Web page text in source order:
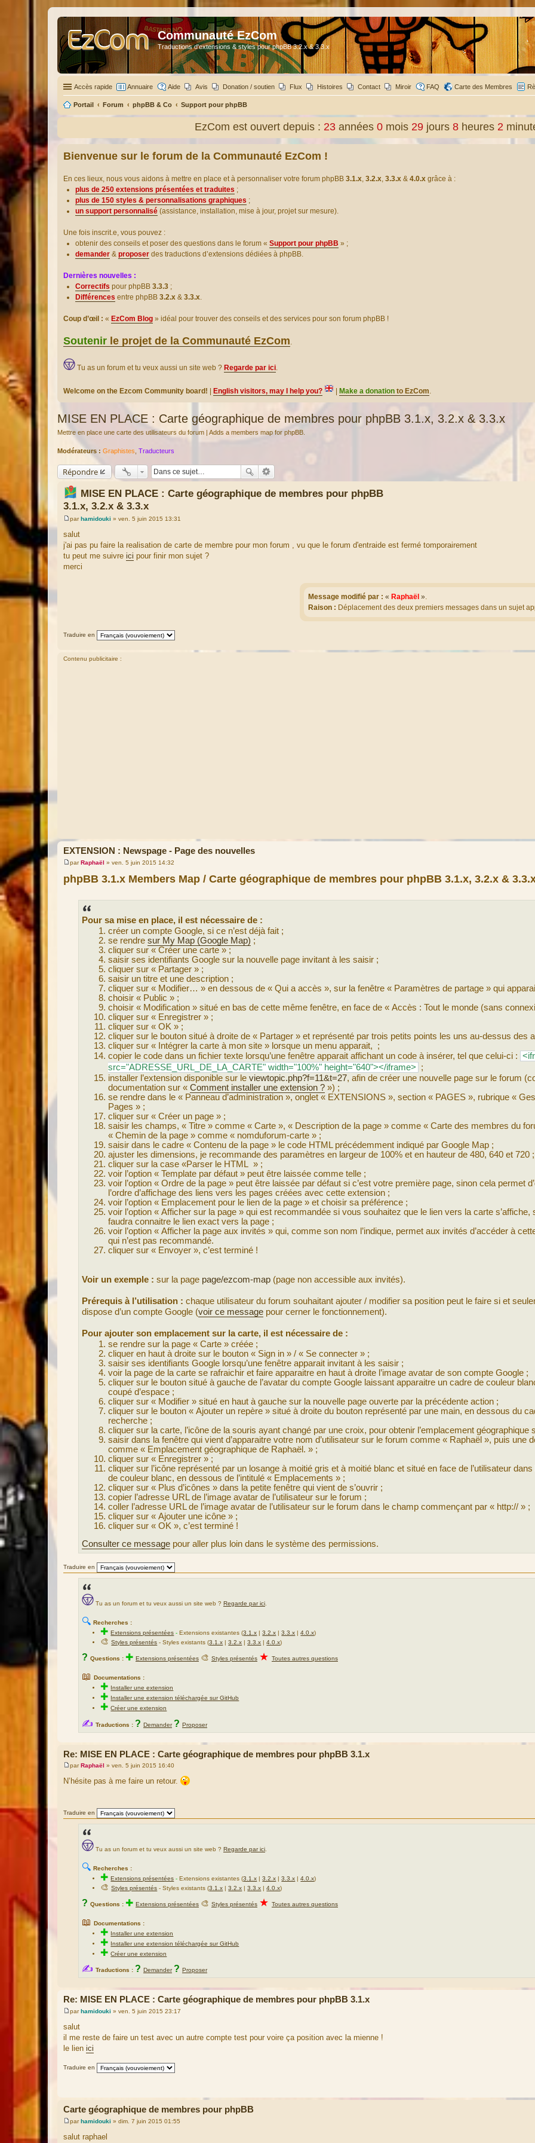
Communauté EzCom
Traductions d'extensions & styles pour phpBB 3.2.x & 3.3.x
Accès rapide Annuaire Aide Avis Donation / soutien Flux Histoires Contact Miroir FAQ Carte des Membres
Portail Forum phpBB & Co Support pour phpBB
EzCom est ouvert depuis : 23 années 0 mois 29 jours 8 heures 2
Bienvenue sur le forum de la Communauté EzCom !
En ces lieux, nous vous aidons à mettre en place et à personnaliser votre forum phpBB 3.1.x, 3.2.x, 3.3.x & 4.0.x grâce à :
plus de 250 extensions présentées et traduites ;
plus de 150 styles & personnalisations graphiques ;
un support personnalisé (assistance, installation, mise à jour, projet sur mesure).
Une fois inscrit.e, vous pouvez :
obtenir des conseils et poser des questions dans le forum « Support pour phpBB » ;
demander & proposer des traductions d’extensions dédiées à phpBB.
Dernières nouvelles :
Correctifs pour phpBB 3.3.3 ;
Différences entre phpBB 3.2.x & 3.3.x.
Coup d’œil : « EzCom Blog » idéal pour trouver des conseils et des services pour son forum phpBB !
Soutenir le projet de la Communauté EzCom.
Tu as un forum et tu veux aussi un site web ? Regarde par ici.
Welcome on the Ezcom Community board! English visitors, may I help you? Make a donation to EzCom.
MISE EN PLACE : Carte géographique de membres pour phpBB 3.1.x, 3.2.x & 3.3.x
Mettre en place une carte des utilisateurs du forum | Adds a members map for phpBB.
Modérateurs : Graphistes Traducteurs
Répondre
MISE EN PLACE : Carte géographique de membres pour phpBB
3.1.x, 3.2.x & 3.3.x
M
e
s
s
g
e
parhamidouki » ven. 5 juin 2015 13:31
salut
j'ai pas pu faire la realisation de carte de membre pour mon forum , vu que le forum d'entraide est fermé tomporairement
tu peut me suivre ici pour finir mon sujet ?
merci
Message modifié par :« Raphaël».
Raison : Déplacement des deux premiers messages dans un sujet
Traduire en
Contenu publicitaire :
EXTENSION : Newspage - Page des nouvelles
M
e
s
parRaphaël » ven. 5 juin 2015 14:32
phpBB 3.1.x Members Map / Carte géographique de membres pour phpBB 3.1.x, 3.2.x &
Pour sa mise en place, il est nécessaire de :
créer un compte Google, si ce n’est déjà fait ;
se rendresur My Map (Google Map) ;
cliquer sur « Créer une carte » ;
saisir ses identifiants Google sur la nouvelle page invitant à les saisir ;
cliquer sur « Partager » ;
saisir un titre et une description ;
cliquer sur « Modifier… » en dessous de « Qui a accès », sur la fenêtre « Paramètres de partage » qui
choisir « Public » ;
choisir « Modification » situé en bas de cette même fenêtre, en face de « Accès : Tout le monde (sans
cliquer sur « Enregistrer » ;
cliquer sur « OK » ;
cliquer sur le bouton situé à droite de « Partager » et représenté par trois petits points les uns au-dessus des
cliquer sur « Intégrer la carte à mon site » lorsque un menu apparait, ;
copier le code dans un fichier texte lorsqu’une fenêtre apparait affichant un code à insérer, tel que celui-ci :
src="ADRESSE_URL_DE_LA_CARTE" width="100%" height="640"></iframe>
;
installer l’extension disponible sur leviewtopic.php?f=11&t=27, afin de créer une nouvelle page sur le forum
documentation sur «Comment installer une extension ? ») ;
se rendre dans le « Panneau d’administration », onglet « EXTENSIONS », section « PAGES », rubrique «
Pages » ;
cliquer sur « Créer un page » ;
saisir les champs, « Titre » comme « Carte », « Description de la page » comme « Carte des membres du
« Chemin de la page » comme « nomduforum-carte » ;
saisir dans le cadre « Contenu de la page » le code HTML précédemment indiqué par Google Map ;
ajuster les dimensions, je recommande des paramètres en largeur de 100% et en hauteur de 480, 640 et 720 ;
cliquer sur la case «Parser le HTML » ;
voir l’option « Template par défaut » peut être laissée comme telle ;
voir l’option « Ordre de la page » peut être laissée par défaut si c’est votre première page, sinon cela permet
l’ordre d’affichage des liens vers les pages créées avec cette extension ;
voir l’option « Emplacement pour le lien de la page » et choisir sa préférence ;
voir l’option « Afficher sur la page » qui est recommandée si vous souhaitez que le lien vers la carte s’affiche,
faudra connaitre le lien exact vers la page ;
voir l’option « Afficher la page aux invités » qui, comme son nom l’indique, permet aux invités d’accéder à
qui n’est pas recommandé.
cliquer sur « Envoyer », c’est terminé !
Voir un exemple : sur la page page/ezcom-map (page non accessible aux invités).
Prérequis à l’utilisation : chaque utilisateur du forum souhaitant ajouter / modifier sa position peut le faire si et
dispose d’un compte Google (voir ce message pour cerner le fonctionnement).
Pour ajouter son emplacement sur la carte, il est nécessaire de :
se rendre sur la page « Carte » créée ;
cliquer en haut à droite sur le bouton « Sign in » / « Se connecter » ;
saisir ses identifiants Google lorsqu’une fenêtre apparait invitant à les saisir ;
voir la page de la carte se rafraichir et faire apparaitre en haut à droite l’image avatar de son compte Google ;
cliquer sur le bouton situé à gauche de l’avatar du compte Google laissant apparaitre un cadre de couleur
coupé d’espace ;
cliquer sur « Modifier » situé en haut à gauche sur la nouvelle page ouverte par la précédente action ;
cliquer sur le bouton « Ajouter un repère » situé à droite du bouton représenté par une main, en dessous du
recherche ;
cliquer sur la carte, l’icône de la souris ayant changé par une croix, pour obtenir l’emplacement géographique
saisir dans la fenêtre qui vient d’apparaitre votre nom d’utilisateur sur le forum comme « Raphaël », puis une
comme « Emplacement géographique de Raphaël. » ;
cliquer sur « Enregistrer » ;
cliquer sur l’icône représenté par un losange à moitié gris et à moitié blanc et situé en face de l’utilisateur
de couleur blanc, en dessous de l’intitulé « Emplacements » ;
cliquer sur « Plus d’icônes » dans la petite fenêtre qui vient de s’ouvrir ;
copier l’adresse URL de l’image avatar de l’utilisateur sur le forum ;
coller l’adresse URL de l’image avatar de l’utilisateur sur le forum dans le champ commençant par « http:// » ;
cliquer sur « Ajouter une icône » ;
cliquer sur « OK », c’est terminé !
Consulter ce message pour aller plus loin dans le système des permissions.
Traduire en
Tu as un forum et tu veux aussi un site web ? Regarde par ici
🔍 Recherches :
✚Extensions présentées -Extensions existantes (3.1.x |3.2.x |3.3.x |4.0.x)
🎨Styles présentés - Styles existants (3.1.x |3.2.x |3.3.x |4.0.x)
? Questions : ✚ Extensions présentées 🎨 Styles présentés ★ Toutes autres questions
📖 Documentations :
✚ Installer une extension
✚ Installer une extension téléchargée sur GitHub
✚Créer une extension
✍ Traductions : ? Demander ? Proposer
Re: MISE EN PLACE : Carte géographique de membres pour phpBB 3.1.x
M
e
s
e
parRaphaël » ven. 5 juin 2015 16:40
N’hésite pas à me faire un retour.
Traduire en
Tu as un forum et tu veux aussi un site web ? Regarde par ici
🔍 Recherches :
✚Extensions présentées -Extensions existantes (3.1.x |3.2.x |3.3.x |4.0.x)
🎨Styles présentés - Styles existants (3.1.x |3.2.x |3.3.x |4.0.x)
? Questions : ✚ Extensions présentées 🎨 Styles présentés ★ Toutes autres questions
📖 Documentations :
✚ Installer une extension
✚ Installer une extension téléchargée sur GitHub
✚Créer une extension
✍ Traductions : ? Demander ? Proposer
Re: MISE EN PLACE : Carte géographique de membres pour phpBB 3.1.x
M
e
s
s
a
g
parhamidouki » ven. 5 juin 2015 23:17
salut
il me reste de faire un test avec un autre compte test pour voire ça position avec la mienne !
le lien ici
Traduire en
Carte géographique de membres pour phpBB
M
e
s
parhamidouki » dim. 7 juin 2015 01:55
salut raphael